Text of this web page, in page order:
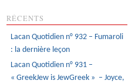
RÉCENTS
Lacan Quotidien n° 932 – Fumaroli
: la dernière leçon
Lacan Quotidien n° 931 –
« GreekJew is JewGreek » – Joyce,